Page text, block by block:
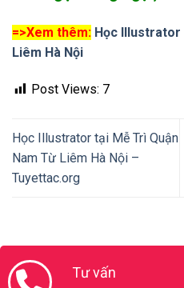
=>Xem thêm: Học Illustrator
Liêm Hà Nội
Post Views: 7
Học Illustrator tại Mễ Trì Quận
Nam Từ Liêm Hà Nội –
Tuyettac.org
Tư vấn